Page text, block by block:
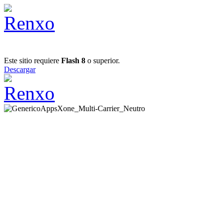
Este sitio requiere Flash 8 o superior.
Descargar